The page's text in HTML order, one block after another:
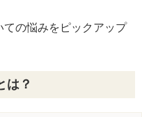
の悩みをピックアップ
は？